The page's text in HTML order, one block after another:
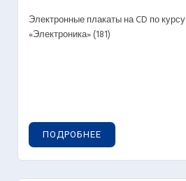
Электронные плакаты на CD по курсу
«Электроника» (181)
ПОДРОБНЕЕ